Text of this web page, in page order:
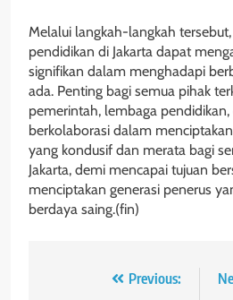
Melalui langkah-langkah
pendidikan di Jakarta dapat
signifikan dalam menghadapi
ada. Penting bagi semua pihak
pemerintah, lembaga
berkolaborasi dalam
yang kondusif dan merata bagi
Jakarta, demi mencapai tujuan
menciptakan generasi penerus
berdaya saing.(fin)
Navigasi Previous: